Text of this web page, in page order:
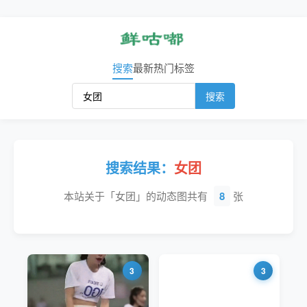
搜索最新热门标签
搜索
搜索结果： 女团
本站关于「女团」的动态图共有 8 张
3 3